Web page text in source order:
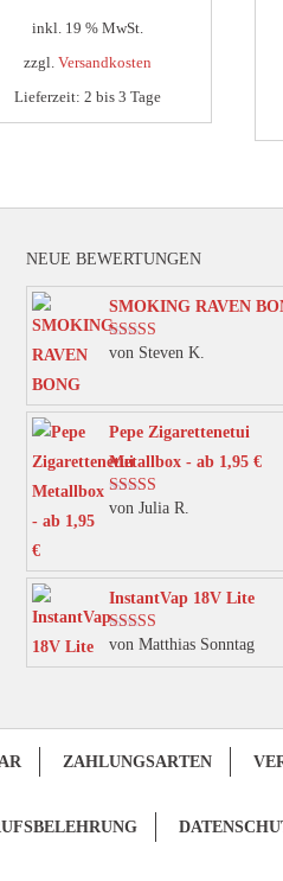
inkl. 19 % MwSt.
zzgl.Versandkosten
Lieferzeit:2 bis 3 Tage
NEUE BEWERTUNGEN
SMOKING RAVEN
Bewertet mit
von Steven K.
Pepe Zigarettenetui
Metallbox - ab 1,95 €
Bewertet mit
von Julia R.
InstantVap 18V Lite
Bewertet mit
von Matthias Sonntag
ZAHLUNGSARTEN